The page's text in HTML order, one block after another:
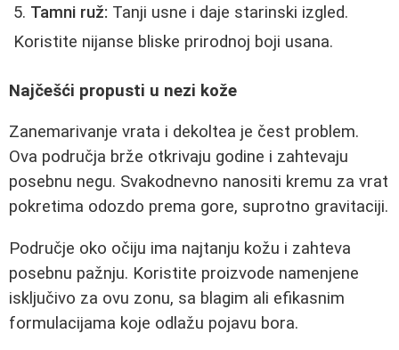
Tamni ruž: Tanji usne i daje starinski izgled.
Koristite nijanse bliske prirodnoj boji usana.
Najčešći propusti u nezi kože
Zanemarivanje vrata i dekoltea je čest problem.
Ova područja brže otkrivaju godine i zahtevaju
posebnu negu. Svakodnevno nanositi kremu za vrat
pokretima odozdo prema gore, suprotno gravitaciji.
Područje oko očiju ima najtanju kožu i zahteva
posebnu pažnju. Koristite proizvode namenjene
isključivo za ovu zonu, sa blagim ali efikasnim
formulacijama koje odlažu pojavu bora.